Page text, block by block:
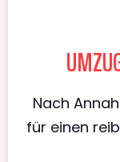
Nach
für einen